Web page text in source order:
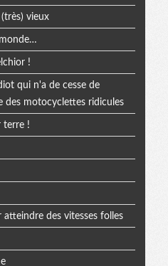
vieux
!
qui n'a de cesse de
des motocyclettes ridicules
terre !
des vitesses folles